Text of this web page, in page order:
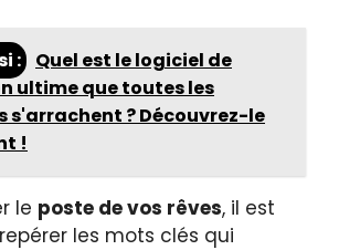
:
Quel est le logiciel de
ultime que toutes les
s'arrachent ? Découvrez-le
!
le poste de vos rêves, il est
les mots clés qui